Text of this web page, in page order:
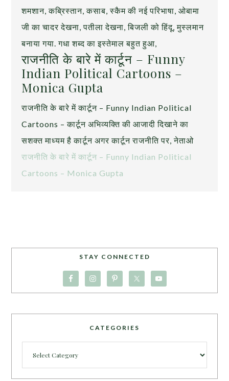
शमशान, कब्रिस्तान, कसाब, स्कैम की नई परिभाषा, ओबामा
जी का चादर देखना, पतीला देखना, बिजली को हिंदू, मुस्लमान
बनाया गया. गधा शब्द का इस्तेमाल बहुत हुआ,
राजनीति के बारे में कार्टून – Funny
Indian Political Cartoons –
Monica Gupta
राजनीति के बारे में कार्टून – Funny Indian Political
Cartoons – कार्टून अभिव्यक्ति की आजादी दिखाने का
सशक्त माध्यम है कार्टून अगर कार्टून राजनीति पर, नेताओ
राजनीति के बारे में कार्टून – Funny Indian Political
Cartoons – Monica Gupta
STAY CONNECTED
CATEGORIES